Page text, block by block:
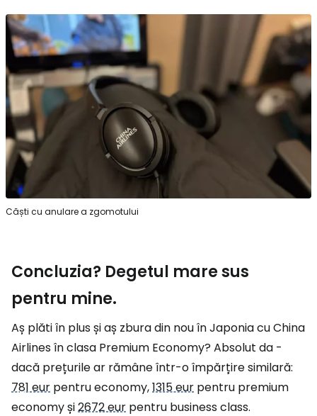
Căști cu anulare a zgomotului
Concluzia? Degetul mare sus
pentru mine.
Aș plăti în plus și aș zbura din nou în Japonia cu China
Airlines în clasa Premium Economy? Absolut da -
dacă prețurile ar rămâne într-o împărțire similară:
781 eur pentru economy,1315 eur pentru premium
economy și2672 eur pentru business class.